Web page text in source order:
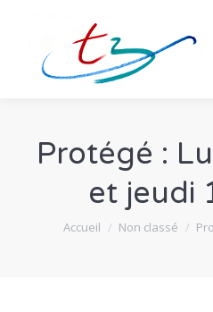
Protégé :
et jeudi
Vous êtes ici :
Accueil Non classé